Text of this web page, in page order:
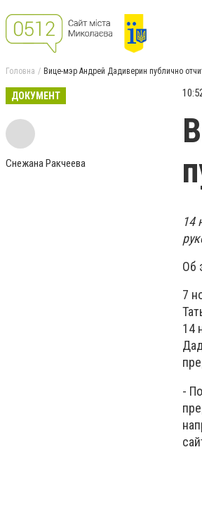
Головна Вице-мэр Андрей Дадиверин публично
ДОКУМЕНТ
Снежана Ракчеева
14
Об
7
14
-